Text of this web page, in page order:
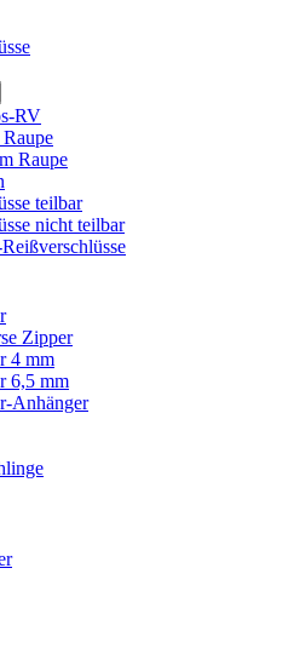
RV
Raupe
teilbar
nicht teilbar
Zipper
4 mm
6,5 mm
Anhänger